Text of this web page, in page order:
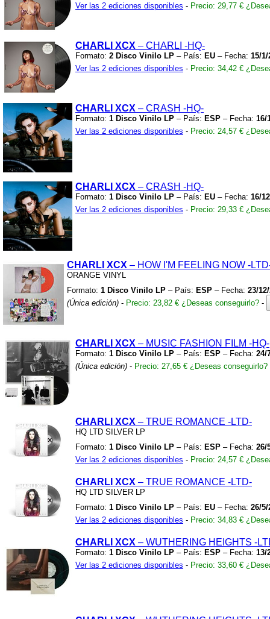
Ver las 2 ediciones disponibles - Precio: 29,77 €
CHARLI XCX – CHARLI -HQ-
Formato: 2 Disco Vinilo LP – País: EU – Fecha: 15/1/
Ver las 2 ediciones disponibles - Precio: 34,42 €
CHARLI XCX – CRASH -HQ-
Formato: 1 Disco Vinilo LP – País: ESP – Fecha: 16/
Ver las 2 ediciones disponibles - Precio: 24,57 €
CHARLI XCX – CRASH -HQ-
Formato: 1 Disco Vinilo LP – País: EU – Fecha: 16/
Ver las 2 ediciones disponibles - Precio: 29,33 €
CHARLI XCX – HOW I'M FEELING NOW -
ORANGE VINYL
Formato: 1 Disco Vinilo LP – País: ESP – Fecha: 23/
(Única edición) - Precio: 23,82 € ¿Deseas conseguirlo? -
CHARLI XCX – MUSIC FASHION FILM -HQ-
Formato: 1 Disco Vinilo LP – País: ESP – Fecha: 24/
(Única edición) - Precio: 27,65 € ¿Deseas conseguirlo?
CHARLI XCX – TRUE ROMANCE -LTD-
HQ LTD SILVER LP
Formato: 1 Disco Vinilo LP – País: ESP – Fecha: 26/
Ver las 2 ediciones disponibles - Precio: 24,57 €
CHARLI XCX – TRUE ROMANCE -LTD-
HQ LTD SILVER LP
Formato: 1 Disco Vinilo LP – País: EU – Fecha: 26/5/
Ver las 2 ediciones disponibles - Precio: 34,83 €
CHARLI XCX – WUTHERING HEIGHTS -
Formato: 1 Disco Vinilo LP – País: ESP – Fecha: 13/
Ver las 2 ediciones disponibles - Precio: 33,60 €